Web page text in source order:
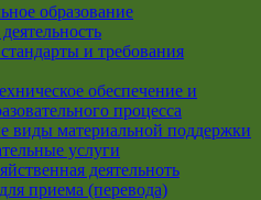
образование
и требования
обеспечение и
процесса
виды материальной поддержки
услуги
деятельноть
приема (перевода)